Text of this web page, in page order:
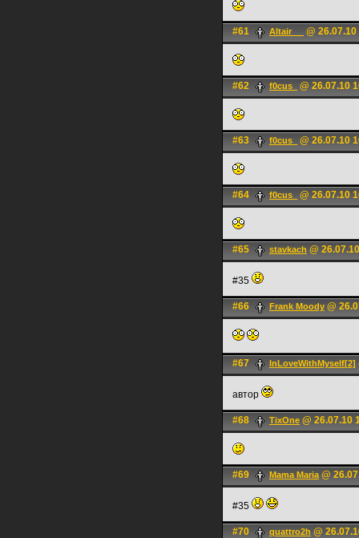
#61 Altair __ @
#62 f0cus_ @ 26.07.10
#63 f0cus_ @ 26.07.10
#64 f0cus_ @ 26.07.10
#65 stavkach @
#35
#66 Frank Moody @
#67 InLoveWithMyself[2]
автор
#68 TixOne @ 26.07.10
#69 Mama Maria@
#35
#70 quattro2h @